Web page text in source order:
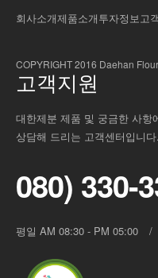
회사소개제품소개투자정보고
COPYRIGHT 2016 Daehan
고객지원
대한제분 제품 및 궁금한 사항
상담해 드리는 고객센터입니다.
080) 330-
평일 AM 08:30 - PM 05:00 /